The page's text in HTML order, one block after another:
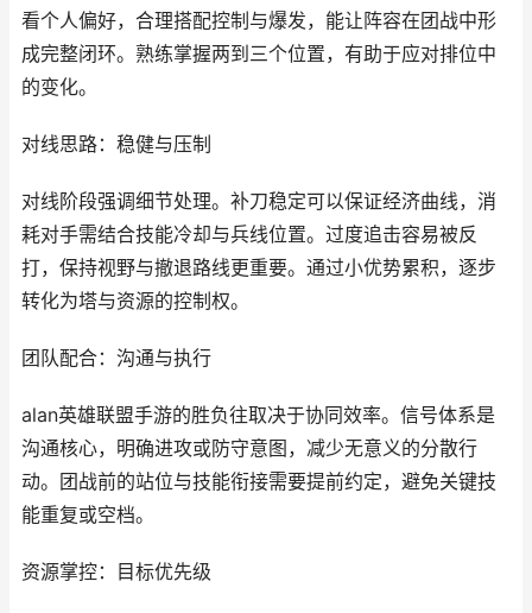
看个人偏好，合理搭配控制与爆发，能让阵容在团战中形
成完整闭环。熟练掌握两到三个位置，有助于应对排位中
的变化。
对线思路：稳健与压制
对线阶段强调细节处理。补刀稳定可以保证经济曲线，消
耗对手需结合技能冷却与兵线位置。过度追击容易被反
打，保持视野与撤退路线更重要。通过小优势累积，逐步
转化为塔与资源的控制权。
团队配合：沟通与执行
alan英雄联盟手游的胜负往取决于协同效率。信号体系是
沟通核心，明确进攻或防守意图，减少无意义的分散行
动。团战前的站位与技能衔接需要提前约定，避免关键技
能重复或空档。
资源掌控：目标优先级